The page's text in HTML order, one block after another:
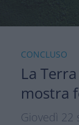
CONCLUSO
La
mostra
Yann
Giovedì 22